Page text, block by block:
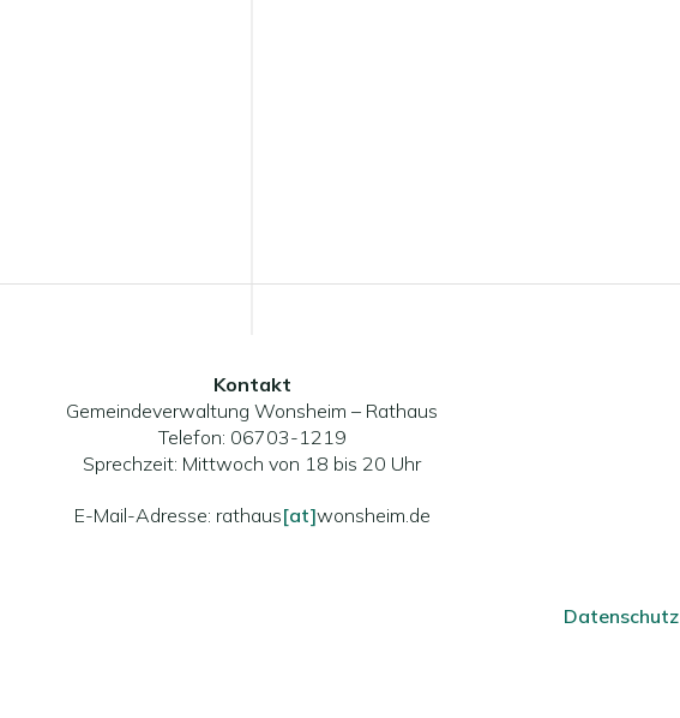
Kontakt
Gemeindeverwaltung Wonsheim – Rathaus
Telefon: 06703-1219
Sprechzeit: Mittwoch von 18 bis 20 Uhr
E-Mail-Adresse: rathaus[at]wonsheim.de
Datenschutz